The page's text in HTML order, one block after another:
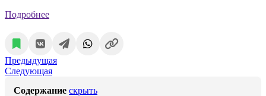
Подробнее
Предыдущая
Следующая
Содержание скрыть